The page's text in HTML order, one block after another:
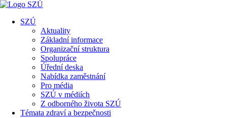
SZÚ
Aktuality
Základní informace
Organizační struktura
Spolupráce
Úřední deska
Nabídka zaměstnání
Pro média
SZÚ v médiích
Z odborného života SZÚ
Témata zdraví a bezpečnosti